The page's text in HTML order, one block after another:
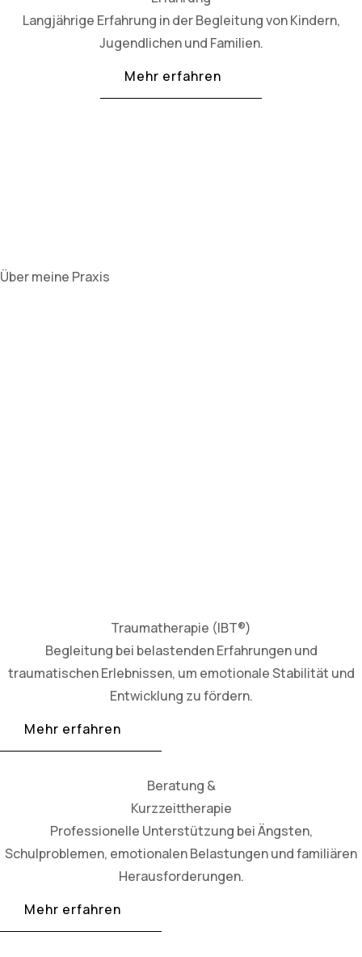
Langjährige Erfahrung in der Begleitung von Kindern,
Jugendlichen und Familien.
Mehr erfahren
Über meine Praxis
Traumatherapie (IBT®)
Begleitung bei belastenden Erfahrungen und
traumatischen Erlebnissen, um emotionale Stabilität und
Entwicklung zu fördern.
Mehr erfahren
Beratung &
Kurzzeittherapie
Professionelle Unterstützung bei Ängsten,
Schulproblemen, emotionalen Belastungen und familiären
Herausforderungen.
Mehr erfahren